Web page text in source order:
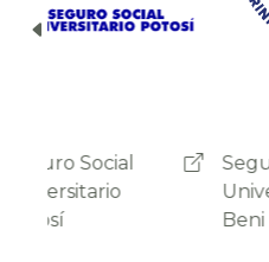
Seguro Social
Universitario del
Beni